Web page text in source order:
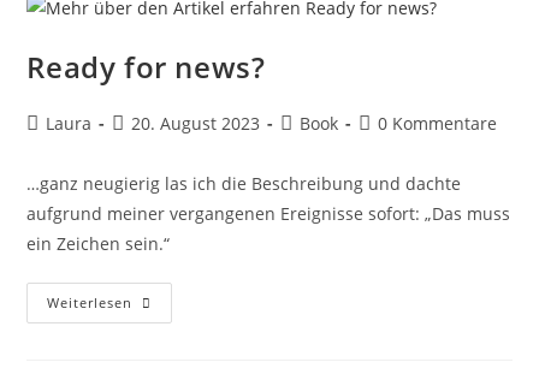
Ready for news?
Laura 20. August 2023 Book 0 Kommentare
…ganz neugierig las ich die Beschreibung und dachte
aufgrund meiner vergangenen Ereignisse sofort: „Das muss
ein Zeichen sein.“
Weiterlesen